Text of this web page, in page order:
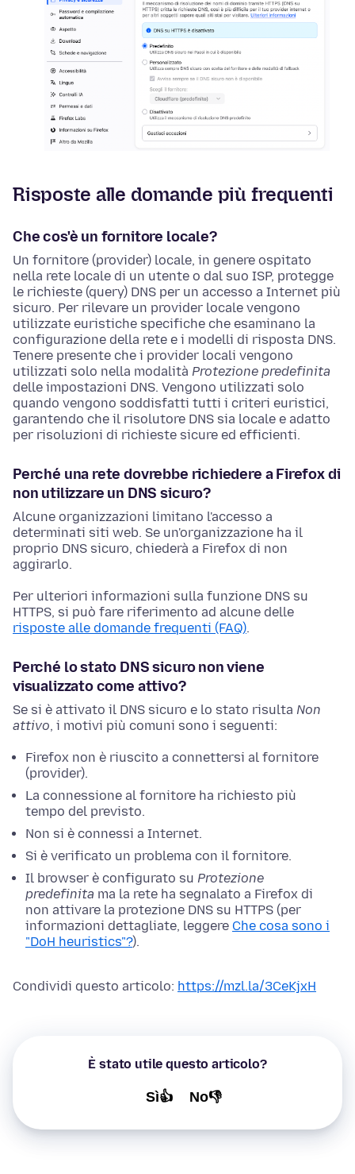
Risposte alle domande più frequenti
Che cos'è un fornitore locale?
Un fornitore (provider) locale, in genere ospitato
nella rete locale di un utente o dal suo ISP, protegge
le richieste (query) DNS per un accesso a Internet più
sicuro. Per rilevare un provider locale vengono
utilizzate euristiche specifiche che esaminano la
configurazione della rete e i modelli di risposta DNS.
Tenere presente che i provider locali vengono
utilizzati solo nella modalità Protezione predefinita
delle impostazioni DNS. Vengono utilizzati solo
quando vengono soddisfatti tutti i criteri euristici,
garantendo che il risolutore DNS sia locale e adatto
per risoluzioni di richieste sicure ed efficienti.
Perché una rete dovrebbe richiedere a Firefox di
non utilizzare un DNS sicuro?
Alcune organizzazioni limitano l'accesso a
determinati siti web. Se un'organizzazione ha il
proprio DNS sicuro, chiederà a Firefox di non
aggirarlo.
Per ulteriori informazioni sulla funzione DNS su
HTTPS, si può fare riferimento ad alcune delle
risposte alle domande frequenti (FAQ).
Perché lo stato DNS sicuro non viene
visualizzato come attivo?
Se si è attivato il DNS sicuro e lo stato risulta Non
attivo, i motivi più comuni sono i seguenti:
Firefox non è riuscito a connettersi al fornitore
(provider).
La connessione al fornitore ha richiesto più
tempo del previsto.
Non si è connessi a Internet.
Si è verificato un problema con il fornitore.
Il browser è configurato su Protezione
predefinita ma la rete ha segnalato a Firefox di
non attivare la protezione DNS su HTTPS (per
informazioni dettagliate, leggere Che cosa sono i
"DoH heuristics"?).
Condividi questo articolo: https://mzl.la/3CeKjxH
È stato utile questo articolo?
Sì👍 No👎